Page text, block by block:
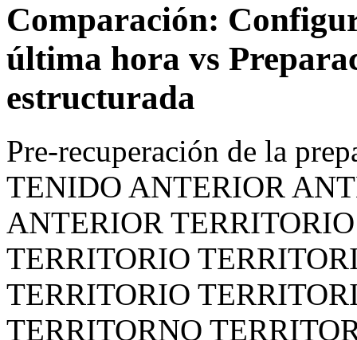
Comparación:
última hora vs
estructurada
Pre-recuperación de la
TENIDO ANTERIOR
ANTERIOR
TERRITORIO
TERRITORIO
TERRITORNO